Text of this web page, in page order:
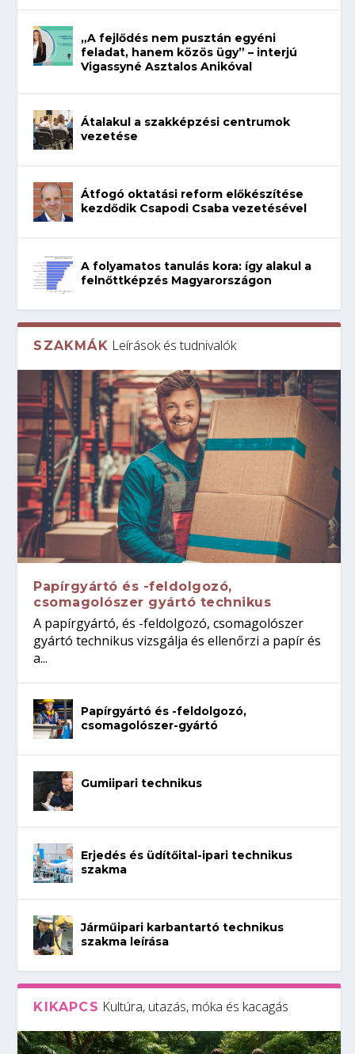
„A fejlődés nem pusztán egyéni
feladat, hanem közös ügy” – interjú
Vigassyné Asztalos Anikóval
Átalakul a szakképzési centrumok
vezetése
Átfogó oktatási reform előkészítése
kezdődik Csapodi Csaba vezetésével
A folyamatos tanulás kora: így alakul a
felnőttképzés Magyarországon
SZAKMÁK Leírások és tudnivalók
Papírgyártó és -feldolgozó,
csomagolószer gyártó technikus
A papírgyártó, és -feldolgozó, csomagolószer
gyártó technikus vizsgálja és ellenőrzi a papír és
a...
Papírgyártó és -feldolgozó,
csomagolószer-gyártó
Gumiipari technikus
Erjedés és üdítőital-ipari technikus
szakma
Járműipari karbantartó technikus
szakma leírása
KIKAPCS Kultúra, utazás, móka és kacagás